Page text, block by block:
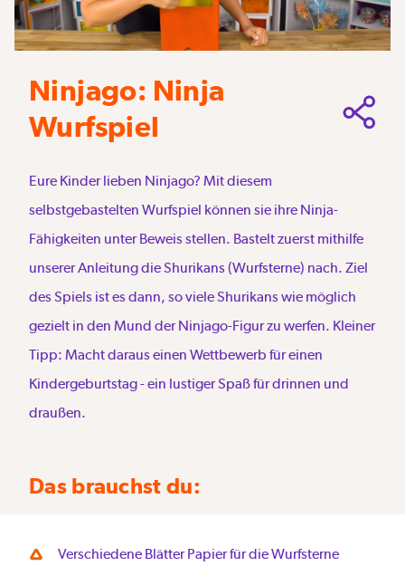
Ninjago: Ninja
Wurfspiel
Eure Kinder lieben Ninjago? Mit diesem
selbstgebastelten Wurfspiel können sie ihre Ninja-
Fähigkeiten unter Beweis stellen. Bastelt zuerst mithilfe
unserer Anleitung die Shurikans (Wurfsterne) nach. Ziel
des Spiels ist es dann, so viele Shurikans wie möglich
gezielt in den Mund der Ninjago-Figur zu werfen. Kleiner
Tipp: Macht daraus einen Wettbewerb für einen
Kindergeburtstag - ein lustiger Spaß für drinnen und
draußen.
Das brauchst du:
Verschiedene Blätter Papier für die Wurfsterne